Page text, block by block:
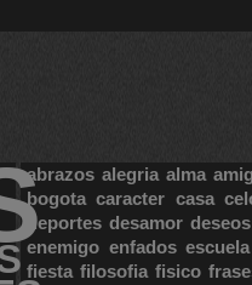
abrazos alegria alma
bogota caracter casa
deportes desamor deseos
enemigo enfados escuela
fiesta filosofia fisico